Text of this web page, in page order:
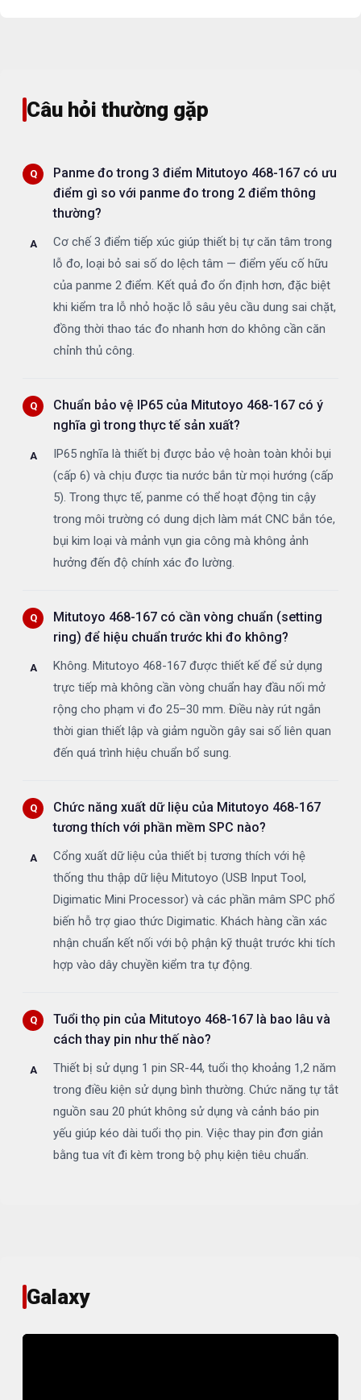
Câu hỏi thường gặp
Panme đo trong 3 điểm Mitutoyo 468-167 có ưu
điểm gì so với panme đo trong 2 điểm thông
thường?
Cơ chế 3 điểm tiếp xúc giúp thiết bị tự căn tâm trong
lỗ đo, loại bỏ sai số do lệch tâm — điểm yếu cố hữu
của panme 2 điểm. Kết quả đo ổn định hơn, đặc biệt
khi kiểm tra lỗ nhỏ hoặc lỗ sâu yêu cầu dung sai chặt,
đồng thời thao tác đo nhanh hơn do không cần căn
chỉnh thủ công.
Chuẩn bảo vệ IP65 của Mitutoyo 468-167 có ý
nghĩa gì trong thực tế sản xuất?
IP65 nghĩa là thiết bị được bảo vệ hoàn toàn khỏi bụi
(cấp 6) và chịu được tia nước bắn từ mọi hướng (cấp
5). Trong thực tế, panme có thể hoạt động tin cậy
trong môi trường có dung dịch làm mát CNC bắn tóe,
bụi kim loại và mảnh vụn gia công mà không ảnh
hưởng đến độ chính xác đo lường.
Mitutoyo 468-167 có cần vòng chuẩn (setting
ring) để hiệu chuẩn trước khi đo không?
Không. Mitutoyo 468-167 được thiết kế để sử dụng
trực tiếp mà không cần vòng chuẩn hay đầu nối mở
rộng cho phạm vi đo 25–30 mm. Điều này rút ngắn
thời gian thiết lập và giảm nguồn gây sai số liên quan
đến quá trình hiệu chuẩn bổ sung.
Chức năng xuất dữ liệu của Mitutoyo 468-167
tương thích với phần mềm SPC nào?
Cổng xuất dữ liệu của thiết bị tương thích với hệ
thống thu thập dữ liệu Mitutoyo (USB Input Tool,
Digimatic Mini Processor) và các phần mâm SPC phổ
biến hỗ trợ giao thức Digimatic. Khách hàng cần xác
nhận chuẩn kết nối với bộ phận kỹ thuật trước khi tích
hợp vào dây chuyền kiểm tra tự động.
Tuổi thọ pin của Mitutoyo 468-167 là bao lâu và
cách thay pin như thế nào?
Thiết bị sử dụng 1 pin SR-44, tuổi thọ khoảng 1,2 năm
trong điều kiện sử dụng bình thường. Chức năng tự tắt
nguồn sau 20 phút không sử dụng và cảnh báo pin
yếu giúp kéo dài tuổi thọ pin. Việc thay pin đơn giản
bằng tua vít đi kèm trong bộ phụ kiện tiêu chuẩn.
Galaxy